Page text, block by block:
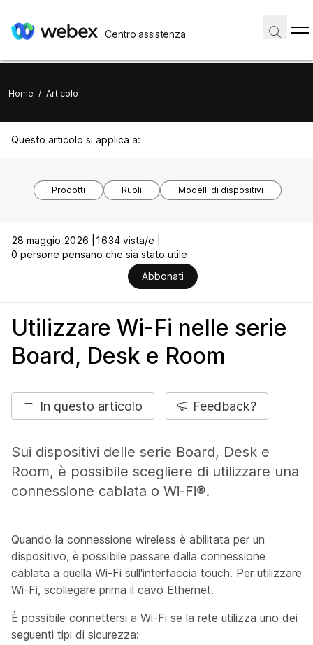
Centro assistenza
Home / Articolo
Questo articolo si applica a:
Prodotti Ruoli Modelli di dispositivi
28 maggio 2026 |
1634 vista/e |
0 persone pensano che sia stato utile
Abbonati
Utilizzare Wi-Fi nelle serie
Board, Desk e Room
In questo articolo Feedback?
Sui dispositivi delle serie Board, Desk e
Room, è possibile scegliere di utilizzare una
connessione cablata o Wi-Fi®.
Quando la connessione wireless è abilitata per un
dispositivo, è possibile passare dalla connessione
cablata a quella Wi-Fi sull'interfaccia touch. Per utilizzare
Wi-Fi, scollegare prima il cavo Ethernet.
È possibile connettersi a Wi-Fi se la rete utilizza uno dei
seguenti tipi di sicurezza: